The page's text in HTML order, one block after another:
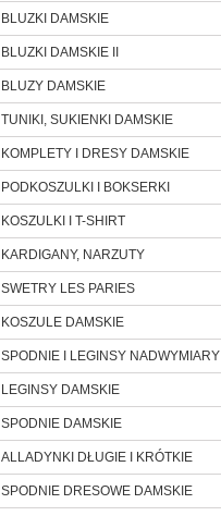
BLUZKI DAMSKIE
BLUZKI DAMSKIE II
BLUZY DAMSKIE
TUNIKI, SUKIENKI DAMSKIE
KOMPLETY I DRESY DAMSKIE
PODKOSZULKI I BOKSERKI
KOSZULKI I T-SHIRT
KARDIGANY, NARZUTY
SWETRY LES PARIES
KOSZULE DAMSKIE
SPODNIE I LEGINSY NADWYMIARY
LEGINSY DAMSKIE
SPODNIE DAMSKIE
ALLADYNKI DŁUGIE I KRÓTKIE
SPODNIE DRESOWE DAMSKIE